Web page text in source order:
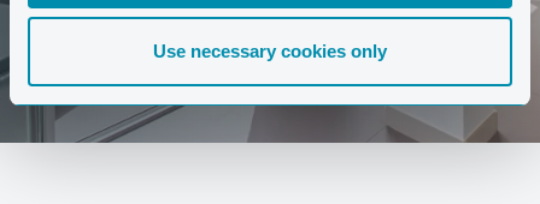
Use necessary cookies only